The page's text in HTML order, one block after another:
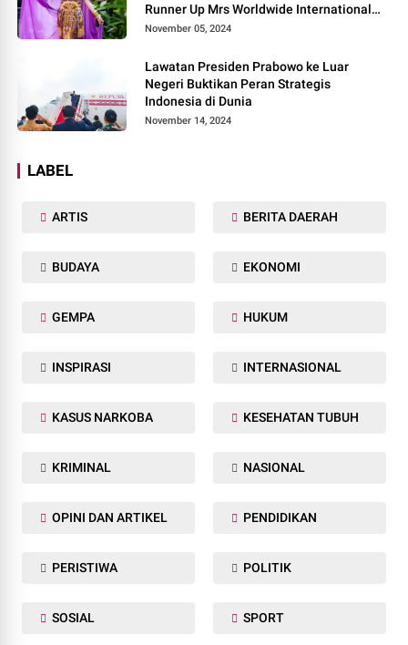
Runner Up Mrs Worldwide International
2024, di Pemilihan Mrs Worldwide 2024
November 05, 2024
Lawatan Presiden Prabowo ke Luar
Negeri Buktikan Peran Strategis
Indonesia di Dunia
November 14, 2024
LABEL
ARTIS BERITA DAERAH
BUDAYA EKONOMI
GEMPA HUKUM
INSPIRASI INTERNASIONAL
KASUS NARKOBA KESEHATAN TUBUH
KRIMINAL NASIONAL
OPINI DAN ARTIKEL PENDIDIKAN
PERISTIWA POLITIK
SOSIAL SPORT